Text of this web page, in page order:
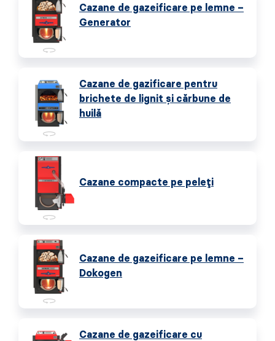
Cazane de gazeificare pe lemne –
Generator
Cazane de gazificare pentru
brichete de lignit și cărbune de
huilă
Cazane compacte pe peleți
Cazane de gazeificare pe lemne –
Dokogen
Cazane de gazeificare cu